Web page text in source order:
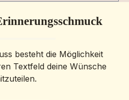
besteht die Möglichkeit
Textfeld deine Wünsche